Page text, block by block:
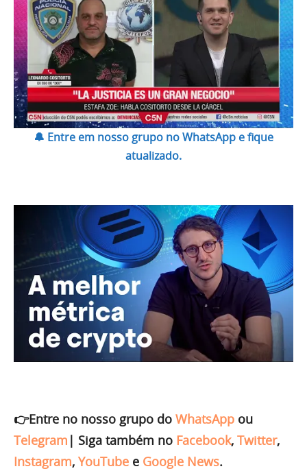
🔔 Entre em nosso grupo no WhatsApp e fique
atualizado.
👉Entre no nosso grupo do WhatsApp ou
Telegram | Siga também no Facebook, Twitter,
Instagram, YouTube e Google News.